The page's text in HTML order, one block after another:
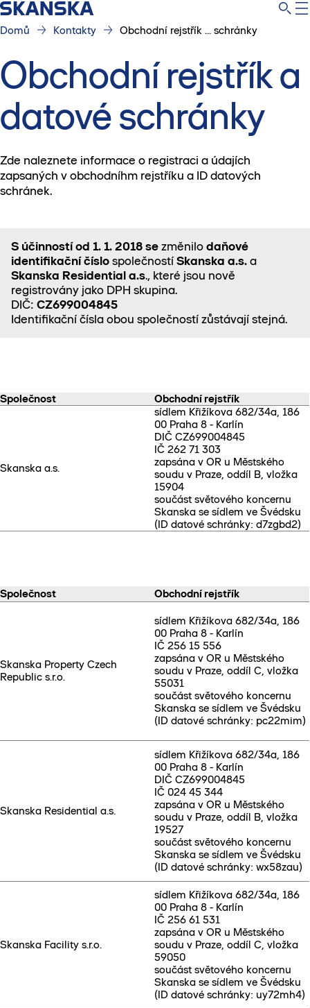
Domů Kontakty Obchodní rejstřík ... schránky
Obchodní rejstřík a
datové schránky
Zde naleznete informace o registraci a údajích
zapsaných v obchodníhm rejstříku a ID datových
schránek.
S účinností od 1. 1. 2018 sezměnilodaňové
identifikační číslospolečnostíSkanska a.s.a
Skanska Residential a.s., které jsou nově
registrovány jako DPH skupina.
DIČ: CZ699004845
Identifikační čísla obou společností zůstávají stejná.
Společnost Obchodní rejstřík
Skanska a.s.
sídlem Křižíkova 682/34a, 186
00 Praha 8 - Karlín
DIČ CZ699004845
IČ 262 71 303
zapsána v OR u Městského
soudu v Praze, oddíl B, vložka
15904
součást světového koncernu
Skanska se sídlem ve Švédsku
(ID datové schránky: d7zgbd2)
Společnost Obchodní rejstřík
Skanska Property Czech
Republic s.r.o.
sídlem Křižíkova 682/34a, 186
00 Praha 8 - Karlín
IČ 256 15 556
zapsána v OR u Městského
soudu v Praze, oddíl C, vložka
55031
součást světového koncernu
Skanska se sídlem ve Švédsku
(ID datové schránky: pc22mim)
Skanska Residential a.s.
sídlem Křižíkova 682/34a, 186
00 Praha 8 - Karlín
DIČ CZ699004845
IČ 024 45 344
zapsána v OR u Městského
soudu v Praze, oddíl B, vložka
19527
součást světového koncernu
Skanska se sídlem ve Švédsku
(ID datové schránky: wx58zau)
Skanska Facility s.r.o.
sídlem Křižíkova 682/34a, 186
00 Praha 8 - Karlín
IČ 256 61 531
zapsána v OR u Městského
soudu v Praze, oddíl C, vložka
59050
součást světového koncernu
Skanska se sídlem ve Švédsku
(ID datové schránky: uy72mh4)